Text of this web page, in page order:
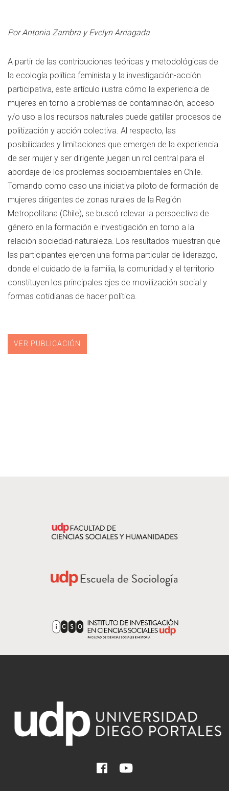
Por Antonia Zambra y Evelyn Arriagada
A partir de las contribuciones teóricas y metodológicas de
la ecología política feminista y la investigación-acción
participativa, este artículo ilustra cómo la experiencia de
mujeres en torno a problemas de contaminación, acceso
y/o uso a los recursos naturales puede gatillar procesos de
politización y acción colectiva. Al respecto, las
posibilidades y limitaciones que emergen de la experiencia
de ser mujer y ser dirigente juegan un rol central para el
abordaje de los problemas socioambientales en Chile.
Tomando como caso una iniciativa piloto de formación de
mujeres dirigentes de zonas rurales de la Región
Metropolitana (Chile), se buscó relevar la perspectiva de
género en la formación e investigación en torno a la
relación sociedad-naturaleza. Los resultados muestran que
las participantes ejercen una forma particular de liderazgo,
donde el cuidado de la familia, la comunidad y el territorio
constituyen los principales ejes de movilización social y
formas cotidianas de hacer política.
VER PUBLICACIÓN